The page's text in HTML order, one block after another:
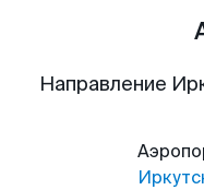
Направление